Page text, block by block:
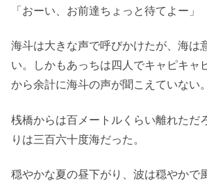
「おーい、お前達ちょっと待てよー」
海斗は大きな声で呼びかけたが、海は
い。しかもあっちは四人でキャピキャ
から余計に海斗の声が聞こえていない。
桟橋からは百メートルくらい離れただ
りは三百六十度海だった。
穏やかな夏の昼下がり、波は穏やかで